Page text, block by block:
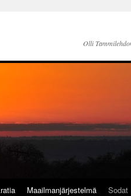
Olli
Maailmanjärjestelmä Sodat